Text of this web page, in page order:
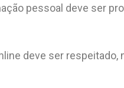
pessoal deve ser
deve ser